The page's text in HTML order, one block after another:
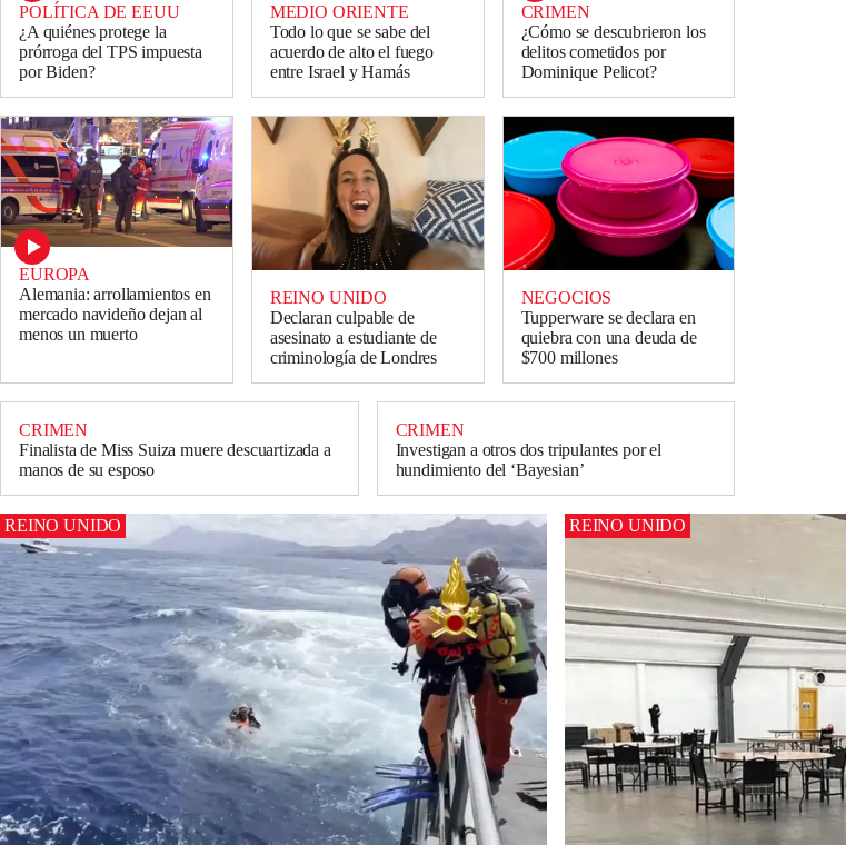
POLÍTICA DE EEUU
¿A quiénes protege la
prórroga del TPS impuesta
por Biden?
MEDIO ORIENTE
Todo lo que se sabe del
acuerdo de alto el fuego
entre Israel y Hamás
CRIMEN
¿Cómo se descubrieron los
delitos cometidos por
Dominique Pelicot?
EUROPA
Alemania: arrollamientos en
mercado navideño dejan al
menos un muerto
REINO UNIDO
Declaran culpable de
asesinato a estudiante de
criminología de Londres
NEGOCIOS
Tupperware se declara en
quiebra con una deuda de
$700 millones
CRIMEN
Finalista de Miss Suiza muere descuartizada a
manos de su esposo
CRIMEN
Investigan a otros dos tripulantes por el
hundimiento del ‘Bayesian’
REINO UNIDO REINO UNIDO